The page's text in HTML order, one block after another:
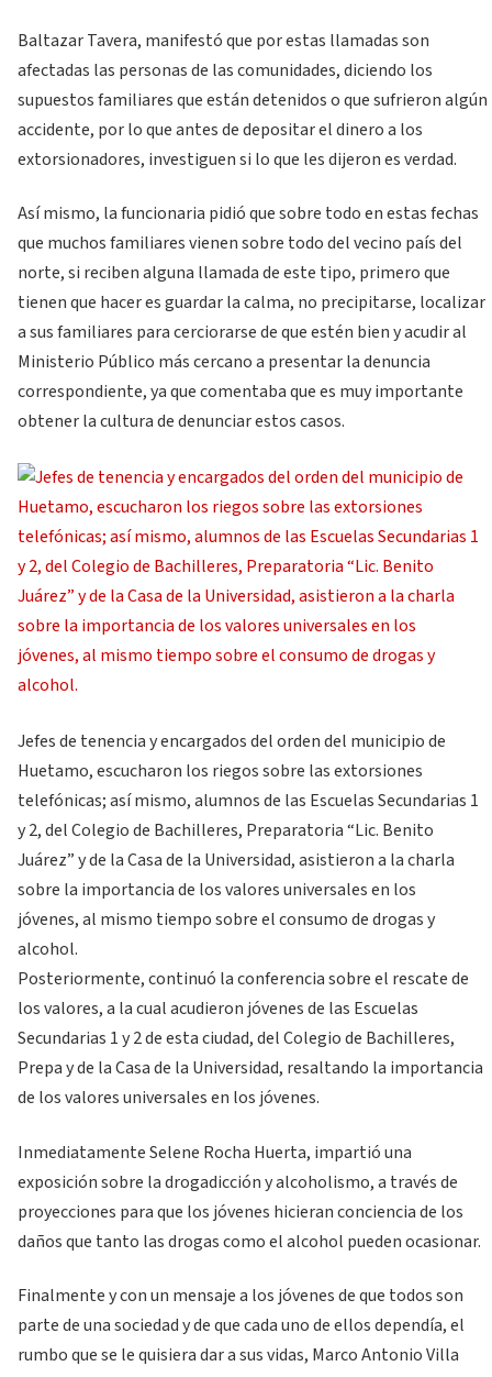
Baltazar Tavera, manifestó que por estas llamadas son
afectadas las personas de las comunidades, diciendo los
supuestos familiares que están detenidos o que sufrieron algún
accidente, por lo que antes de depositar el dinero a los
extorsionadores, investiguen si lo que les dijeron es verdad.
Así mismo, la funcionaria pidió que sobre todo en estas fechas
que muchos familiares vienen sobre todo del vecino país del
norte, si reciben alguna llamada de este tipo, primero que
tienen que hacer es guardar la calma, no precipitarse, localizar
a sus familiares para cerciorarse de que estén bien y acudir al
Ministerio Público más cercano a presentar la denuncia
correspondiente, ya que comentaba que es muy importante
obtener la cultura de denunciar estos casos.
Jefes de tenencia y encargados del orden del municipio de
Huetamo, escucharon los riegos sobre las extorsiones
telefónicas; así mismo, alumnos de las Escuelas Secundarias 1
y 2, del Colegio de Bachilleres, Preparatoria “Lic. Benito
Juárez” y de la Casa de la Universidad, asistieron a la charla
sobre la importancia de los valores universales en los
jóvenes, al mismo tiempo sobre el consumo de drogas y
alcohol.
Posteriormente, continuó la conferencia sobre el rescate de
los valores, a la cual acudieron jóvenes de las Escuelas
Secundarias 1 y 2 de esta ciudad, del Colegio de Bachilleres,
Prepa y de la Casa de la Universidad, resaltando la importancia
de los valores universales en los jóvenes.
Inmediatamente Selene Rocha Huerta, impartió una
exposición sobre la drogadicción y alcoholismo, a través de
proyecciones para que los jóvenes hicieran conciencia de los
daños que tanto las drogas como el alcohol pueden ocasionar.
Finalmente y con un mensaje a los jóvenes de que todos son
parte de una sociedad y de que cada uno de ellos dependía, el
rumbo que se le quisiera dar a sus vidas, Marco Antonio Villa